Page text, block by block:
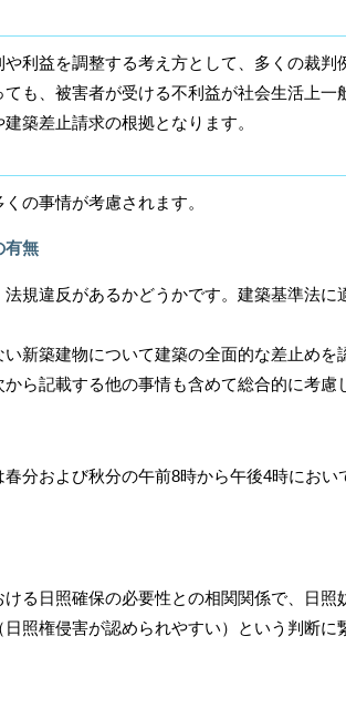
利益を調整する考え方として、多くの裁判
も、被害者が受ける不利益が社会生活上
築差止請求の根拠となります。
の事情が考慮されます。
有無
規違反があるかどうかです。建築基準法
新築建物について建築の全面的な差止め
ら記載する他の事情も含めて総合的に考慮
分および秋分の午前8時から午後4時にお
る日照確保の必要性との相関関係で、日
照権侵害が認められやすい）という判断に